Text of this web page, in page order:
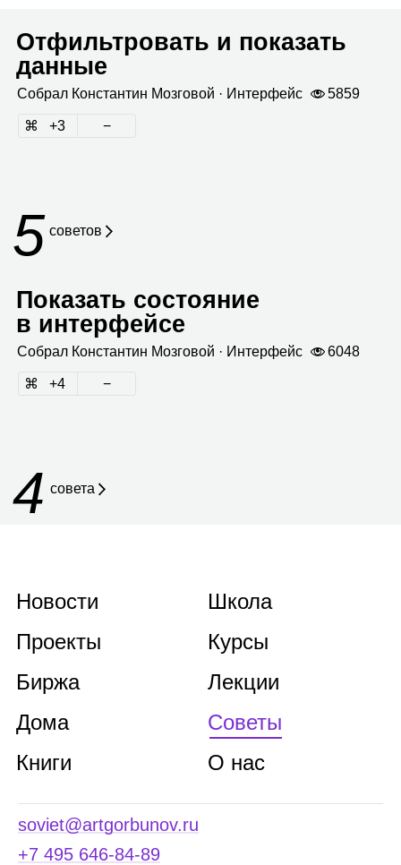
Отфильтровать и показать
данные
Собрал Кон­стан­тин Моз­го­вой · Интер­фейс 5859
3
5 сове­тов
Показать состояние
в интерфейсе
Собрал Кон­стан­тин Моз­го­вой · Интер­фейс 6048
4
4 совета
Новости
Проекты
Биржа
Дома
Книги
Школа
Курсы
Лекции
Советы
О нас
soviet@artgorbunov.ru
+7 495 646‑84‑89